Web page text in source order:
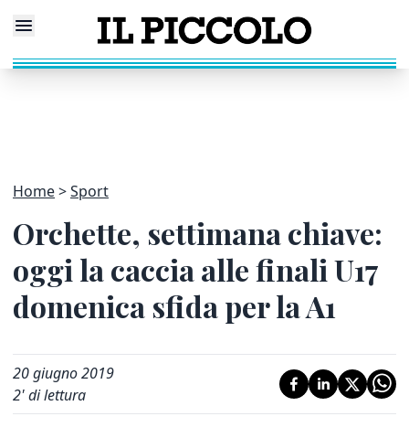
Home Sport
Orchette, settimana chiave:
oggi la caccia alle finali U17
domenica sfida per la A1
20 giugno 2019
2' di lettura